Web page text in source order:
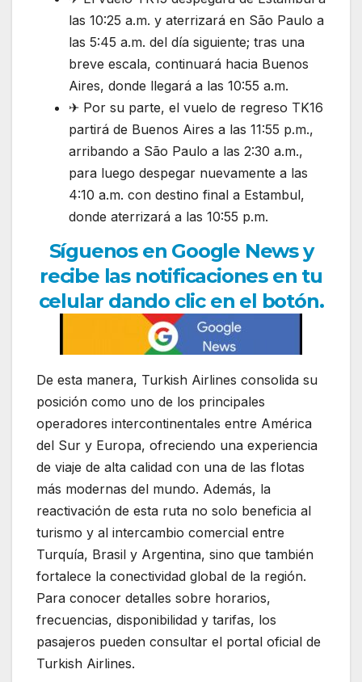
las 10:25 a.m. y aterrizará en São Paulo a
las 5:45 a.m. del día siguiente; tras una
breve escala, continuará hacia Buenos
Aires, donde llegará a las 10:55 a.m.
✈ Por su parte, el vuelo de regreso TK16
partirá de Buenos Aires a las 11:55 p.m.,
arribando a São Paulo a las 2:30 a.m.,
para luego despegar nuevamente a las
4:10 a.m. con destino final a Estambul,
donde aterrizará a las 10:55 p.m.
Síguenos en Google News y
recibe las notificaciones en tu
celular dando clic en el botón.
De esta manera, Turkish Airlines consolida su
posición como uno de los principales
operadores intercontinentales entre América
del Sur y Europa, ofreciendo una experiencia
de viaje de alta calidad con una de las flotas
más modernas del mundo. Además, la
reactivación de esta ruta no solo beneficia al
turismo y al intercambio comercial entre
Turquía, Brasil y Argentina, sino que también
fortalece la conectividad global de la región.
Para conocer detalles sobre horarios,
frecuencias, disponibilidad y tarifas, los
pasajeros pueden consultar el portal oficial de
Turkish Airlines.